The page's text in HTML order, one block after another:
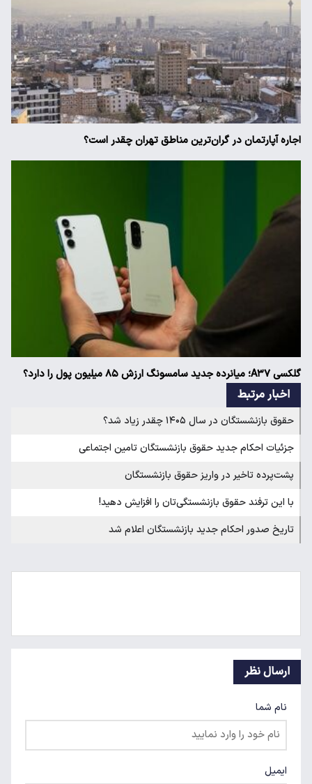
اجاره آپارتمان در گران‌ترین مناطق تهران چقدر است؟
گلکسی A۳۷؛ میانرده جدید سامسونگ ارزش ۸۵ میلیون پول را دارد؟
اخبار مرتبط
حقوق بازنشستگان در سال ۱۴۰۵ چقدر زیاد شد؟
جزئیات احکام جدید حقوق بازنشستگان تامین اجتماعی
پشت‌پرده تاخیر در واریز حقوق بازنشستگان
با این ترفند حقوق بازنشستگی‌تان را افزایش دهید!
تاریخ صدور احکام جدید بازنشستگان اعلام شد
ارسال نظر
نام شما
ایمیل